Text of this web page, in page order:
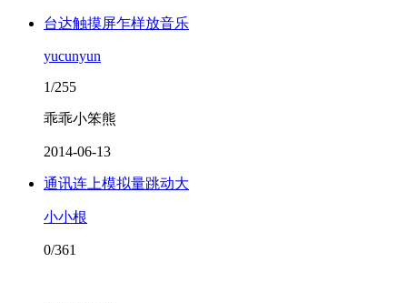
台达触摸屏乍样放音乐
yucunyun
1/255
乖乖小笨熊
2014-06-13
通讯连上模拟量跳动大
小小根
0/361